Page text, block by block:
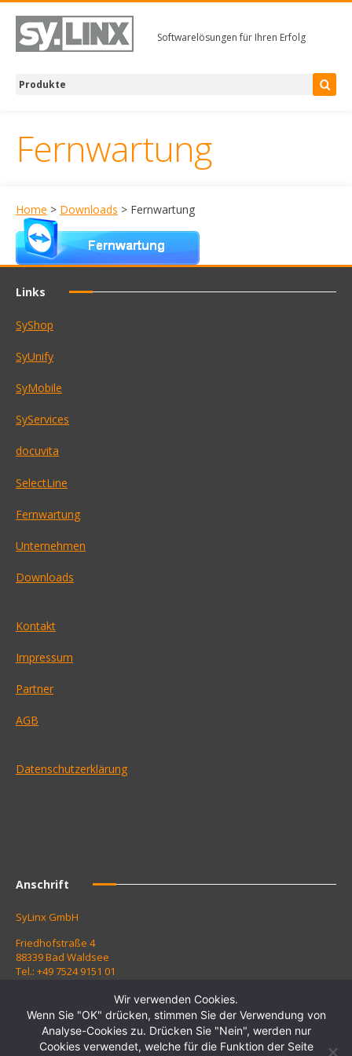
Softwarelösungen für Ihren Erfolg
Fernwartung
Home > Downloads > Fernwartung
Links
SyShop
SyUnify
SyMobile
SyServices
docuvita
SelectLine
Fernwartung
Unternehmen
Downloads
Kontakt
Impressum
Partner
AGB
Datenschutzerklärung
Anschrift
SyLinx GmbH
Friedhofstraße 4
88339 Bad Waldsee
Tel.: +49 7524 9151 01
Kontaktieren Sie uns:
Zur Kontaktanfrage
Wir verwenden Cookies.
Wenn Sie "OK" drücken, stimmen Sie der Verwendung von
Analyse-Cookies zu. Drücken Sie "Nein", werden nur
Cookies verwendet, welche für die Funktion der Seite